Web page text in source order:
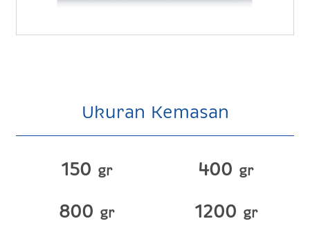
Ukuran Kemasan
150 gr 400 gr
800 gr 1200 gr